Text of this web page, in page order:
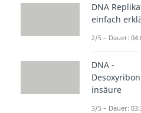
DNA
einfach
2/5 – Dauer:
DNA -
insäure
3/5 – Dauer: